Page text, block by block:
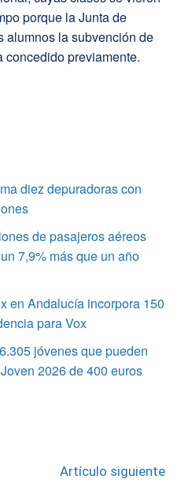
porque la Junta de
alumnos la subvención de
previamente.
diez depuradoras con
de pasajeros aéreos
7,9% más que un año
en Andalucía incorpora 150
para Vox
jóvenes que pueden
2026 de 400 euros
Artículo siguiente